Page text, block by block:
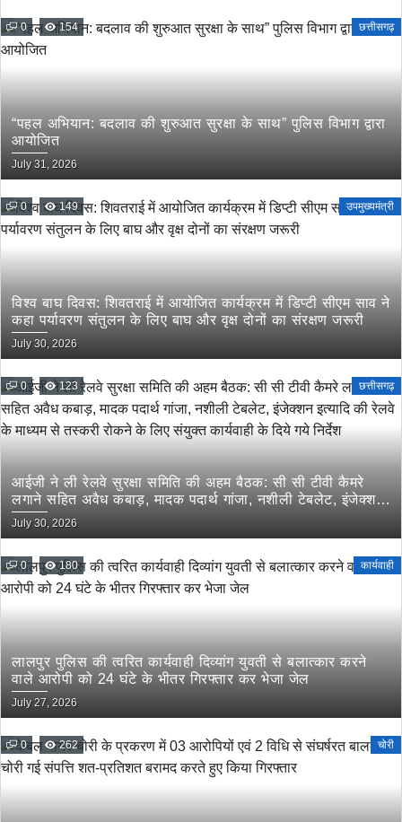
0 154 छत्तीसगढ़
“पहल अभियान: बदलाव की शुरुआत सुरक्षा के साथ” पुलिस विभाग द्वारा
आयोजित
July 31, 2026
0 149 उपमुख्यमंत्री
विश्व बाघ दिवस: शिवतराई में आयोजित कार्यक्रम में डिप्टी सीएम साव ने
कहा पर्यावरण संतुलन के लिए बाघ और वृक्ष दोनों का संरक्षण जरूरी
July 30, 2026
0 123 छत्तीसगढ़
आईजी ने ली रेलवे सुरक्षा समिति की अहम बैठक: सी सी टीवी कैमरे
लगाने सहित अवैध कबाड़, मादक पदार्थ गांजा, नशीली टेबलेट, इंजेक्शन
इत्यादि की रेलवे के माध्यम से तस्करी रोकने के लिए संयुक्त कार्यवाही
के दिये गये निर्देश
July 30, 2026
0 180 कार्यवाही
लालपुर पुलिस की त्वरित कार्यवाही दिव्यांग युवती से बलात्कार करने
वाले आरोपी को 24 घंटे के भीतर गिरफ्तार कर भेजा जेल
July 27, 2026
0 262 चोरी